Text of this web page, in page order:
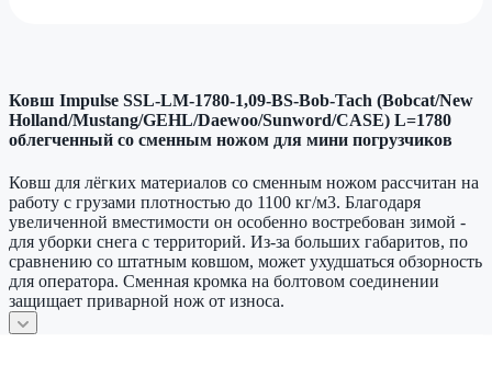
Ковш Impulse SSL-LM-1780-1,09-BS-Bob-Tach (Bobcat/New
Holland/Mustang/GEHL/Daewoo/Sunword/CASE) L=1780
облегченный со сменным ножом для мини погрузчиков
Ковш для лёгких материалов со сменным ножом рассчитан на
работу с грузами плотностью до 1100 кг/м3. Благодаря
увеличенной вместимости он особенно востребован зимой -
для уборки снега с территорий. Из‑за больших габаритов, по
сравнению со штатным ковшом, может ухудшаться обзорность
для оператора. Сменная кромка на болтовом соединении
защищает приварной нож от износа.